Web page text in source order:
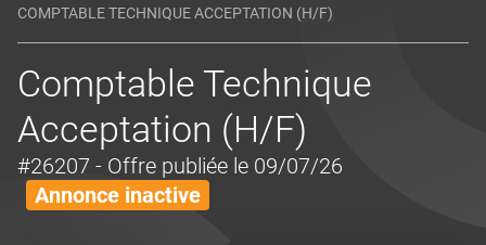
COMPTABLE TECHNIQUE ACCEPTATION (H/F)
Comptable Technique
Acceptation (H/F)
#26207 - Offre publiée le 09/07/26
Annonce inactive